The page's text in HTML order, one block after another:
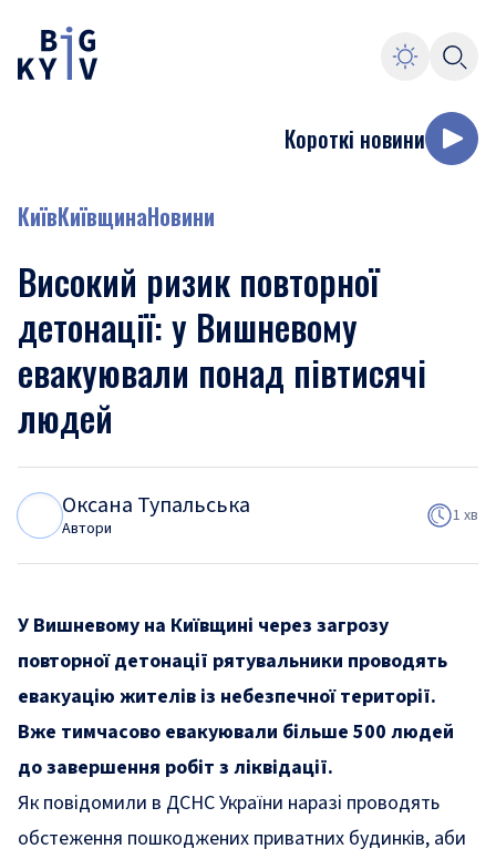
Короткі новини
КиївКиївщинаНовини
Високий ризик повторної
детонації: у Вишневому
евакуювали понад півтисячі
людей
Оксана Тупальська
Автори
1 хв
У Вишневому на Київщині через загрозу
повторної детонації рятувальники проводять
евакуацію жителів із небезпечної території.
Вже тимчасово евакуювали більше 500 людей
до завершення робіт з ліквідації.
Як повідомили в ДСНС України наразі проводять
обстеження пошкоджених приватних будинків, аби